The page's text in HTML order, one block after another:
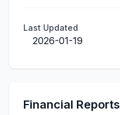
Last Updated
2026-01-19
Financial Reports